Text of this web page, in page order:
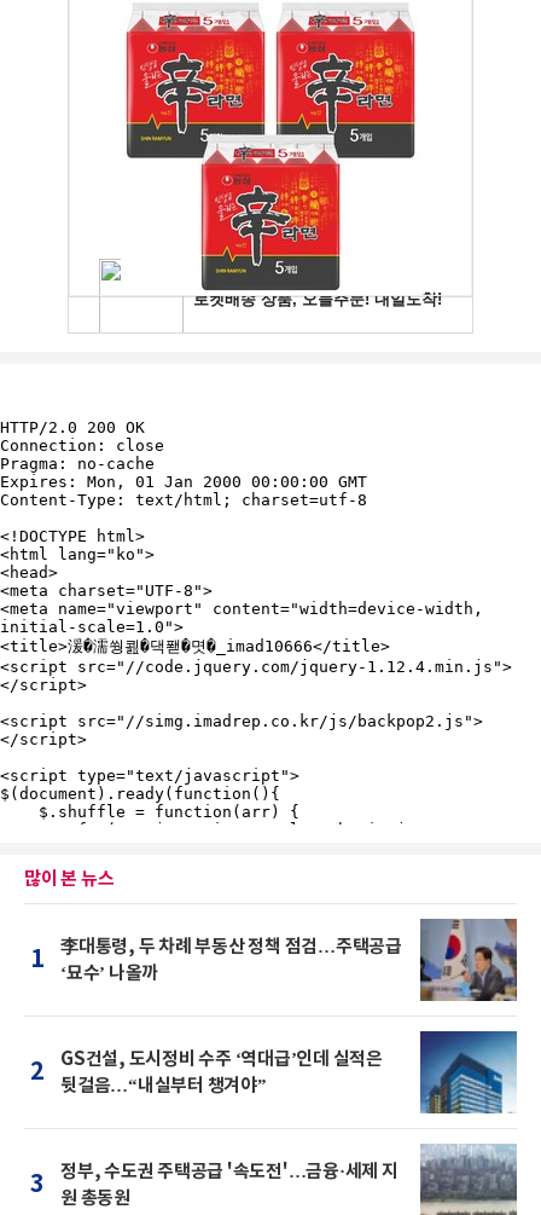
많이 본 뉴스
1
李대통령, 두 차례 부동산 정책 점검…주택공급
‘묘수’ 나올까
2
GS건설, 도시정비 수주 ‘역대급’인데 실적은
뒷걸음…“내실부터 챙겨야”
3
정부, 수도권 주택공급 '속도전'…금융·세제 지
원 총동원